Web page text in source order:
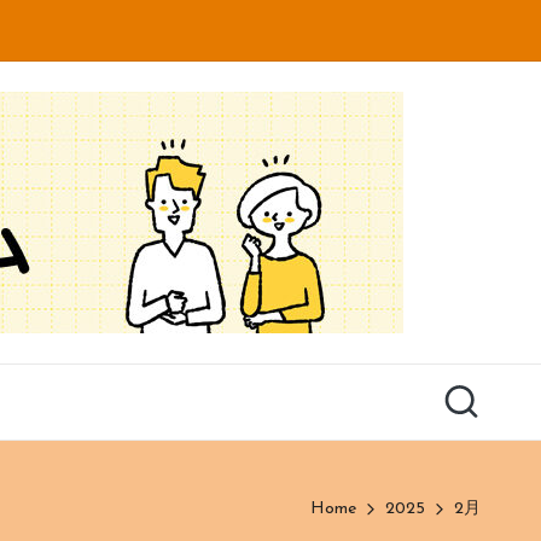
Home 2025 2月